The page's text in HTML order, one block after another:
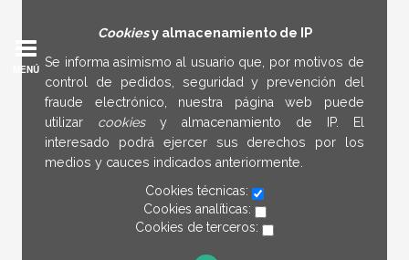
Cookiesy almacenamiento de IP
Se informa asimismo al usuario que, por motivos de
control de pedidos, seguridad y prevención del
fraude electrónico, nuestra página web puede
utilizar cookies y almacenamiento de IP. El
interesado podrá ejercer sus derechos por los
medios y cauces indicados anteriormente.
Cookies técnicas:
Cookies analíticas:
Cookies de terceros:
MENÚ